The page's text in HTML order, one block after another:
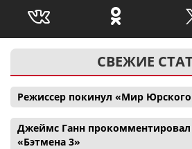
СВЕЖИЕ
Режиссер покинул «Мир
Джеймс Ганн прокомментировал
«Бэтмена 3»